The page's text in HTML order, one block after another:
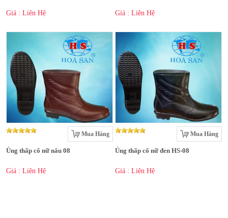
Giá : Liên Hệ Giá : Liên Hệ
Mua Hàng
Ủng thấp cổ nữ nâu 08
Giá : Liên Hệ
Mua Hàng
Ủng thấp cổ nữ đen HS-08
Giá : Liên Hệ